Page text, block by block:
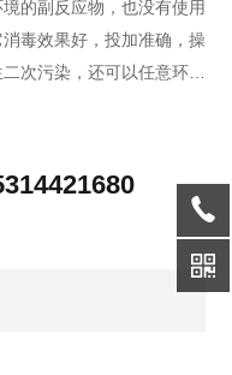
的副反应物，也没有使用
毒效果好，投加准确，操
次污染，还可以任意环境